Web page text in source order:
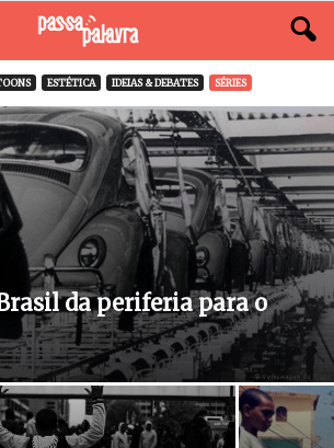
ESTÉTICA IDEIAS & DEBATES SÉRIES
da periferia para o